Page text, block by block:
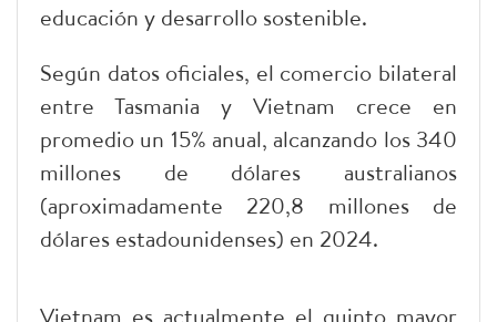
educación y desarrollo sostenible.
Según datos oficiales, el comercio bilateral
entre Tasmania y Vietnam crece en
promedio un 15% anual, alcanzando los 340
millones de dólares australianos
(aproximadamente 220,8 millones de
dólares estadounidenses) en 2024.
Vietnam es actualmente el quinto mayor